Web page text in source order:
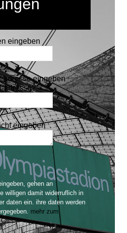
eingeben
adresse eingeben
adresse?
eingeben
gehen an
willigen damit widerruflich in
daten ein. ihre daten werden
mehr zum